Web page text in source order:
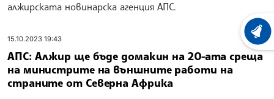
алжирската новинарска агенция АПС.
15.10.2023 19:43
АПС: Алжир ще бъде домакин на 20-ата среща
на министрите на външните работи на
страните от Северна Африка